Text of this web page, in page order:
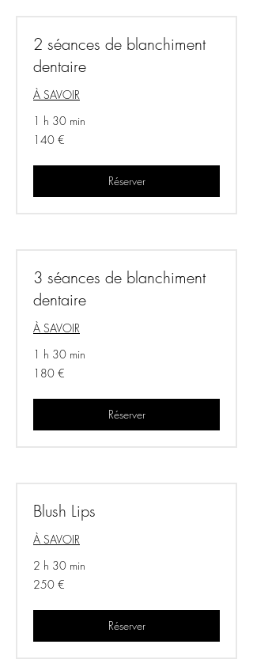
2 séances de blanchiment
dentaire
À SAVOIR
1 h 30 min
140
euros
140 €
Réserver
3 séances de blanchiment
dentaire
À SAVOIR
1 h 30 min
180
euros
180 €
Réserver
Blush Lips
À SAVOIR
2 h 30 min
250
euros
250 €
Réserver